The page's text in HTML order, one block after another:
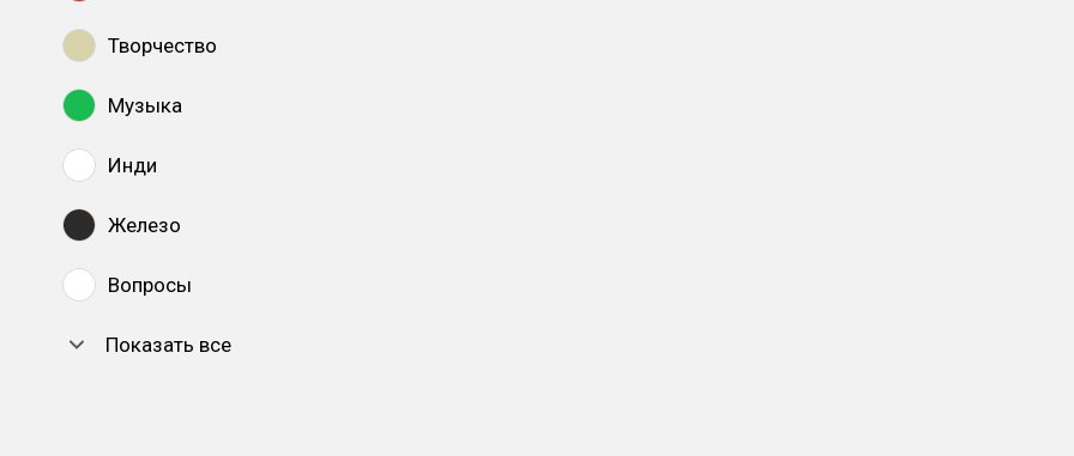
Творчество
Музыка
Инди
Железо
Вопросы
Показать все